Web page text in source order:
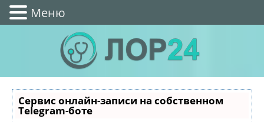
Сервис онлайн-записи на собственном
Telegram-боте
Меню